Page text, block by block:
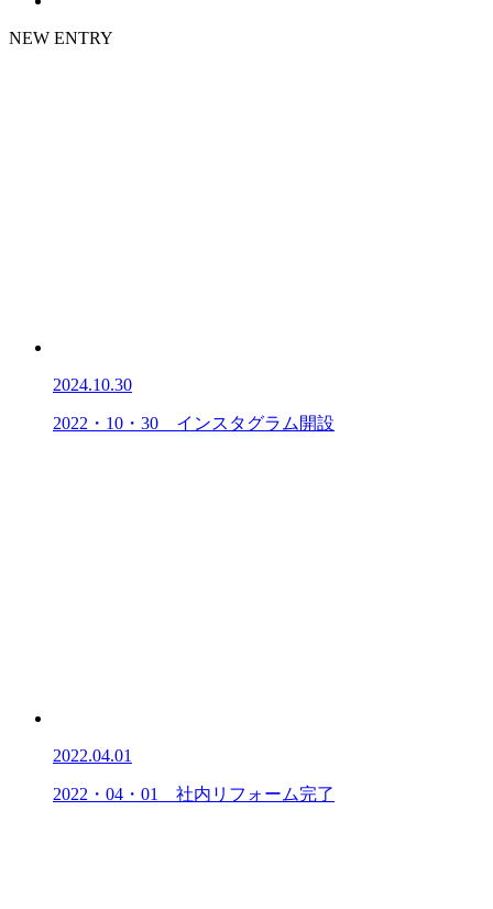
NEW ENTRY
2024.10.30
2022・10・30 インスタグラム開設
2022.04.01
2022・04・01 社内リフォーム完了